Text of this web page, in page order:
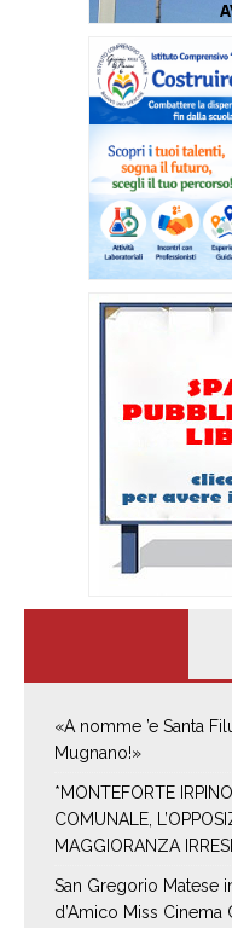
«A nomme ’e Santa
Mugnano!»
*MONTEFORTE
COMUNALE,
MAGGIORANZA
San Gregorio Matese
d’Amico Miss Cinema